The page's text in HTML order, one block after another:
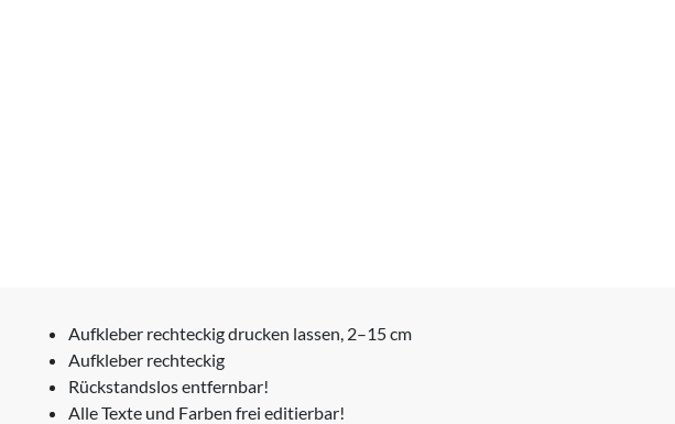
Aufkleber rechteckig drucken lassen, 2–15 cm
Aufkleber rechteckig
Rückstandslos entfernbar!
Alle Texte und Farben frei editierbar!